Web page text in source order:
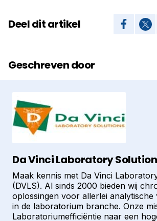
Deel dit artikel
Geschreven door
Da Vinci Laboratory
Maak kennis met Da Vinci
(DVLS). Al sinds 2000 bieden wij
oplossingen voor allerlei analytische
in de laboratorium branche. Onze
Laboratoriumefficiëntie naar een